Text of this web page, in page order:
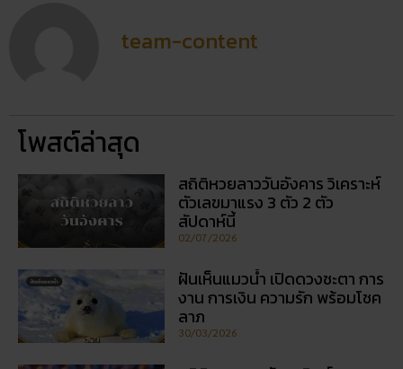
team-content
โพสต์ล่าสุด
สถิติหวยลาววันอังคาร วิเคราะห์
ตัวเลขมาแรง 3 ตัว 2 ตัว
สัปดาห์นี้
02/07/2026
ฝันเห็นแมวน้ำ เปิดดวงชะตา การ
งาน การเงิน ความรัก พร้อมโชค
ลาภ
30/03/2026